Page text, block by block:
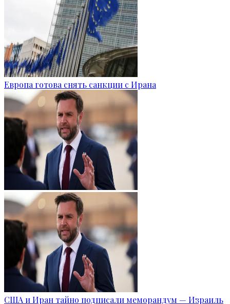
Европа готова снять санкции с Ирана
США и Иран тайно подписали меморандум — Израиль